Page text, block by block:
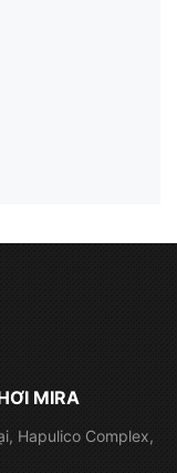
MIRA
Hapulico Complex,